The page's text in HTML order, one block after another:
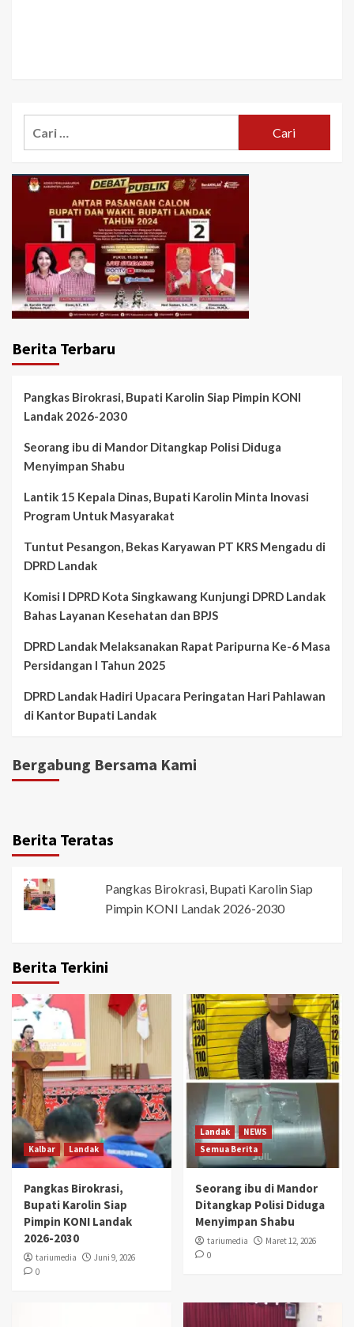
Berita Terbaru
Pangkas Birokrasi, Bupati Karolin Siap Pimpin KONI
Landak 2026-2030
Seorang ibu di Mandor Ditangkap Polisi Diduga
Menyimpan Shabu
Lantik 15 Kepala Dinas, Bupati Karolin Minta Inovasi
Program Untuk Masyarakat
Tuntut Pesangon, Bekas Karyawan PT KRS Mengadu di
DPRD Landak
Komisi I DPRD Kota Singkawang Kunjungi DPRD Landak
Bahas Layanan Kesehatan dan BPJS
DPRD Landak Melaksanakan Rapat Paripurna Ke-6 Masa
Persidangan I Tahun 2025
DPRD Landak Hadiri Upacara Peringatan Hari Pahlawan
di Kantor Bupati Landak
Bergabung Bersama Kami
Berita Teratas
Pangkas Birokrasi, Bupati Karolin Siap
Pimpin KONI Landak 2026-2030
Berita Terkini
Kalbar Landak
Pangkas Birokrasi,
Bupati Karolin Siap
Pimpin KONI Landak
2026-2030
tariumedia
Juni 9, 2026
0
Landak
NEWS
Semua Berita
Seorang ibu di Mandor
Ditangkap Polisi Diduga
Menyimpan Shabu
tariumedia
Maret 12, 2026
0